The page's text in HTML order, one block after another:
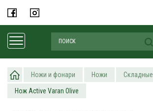
Ножи и фонари Ножи Складные
Нож Active Varan Olive